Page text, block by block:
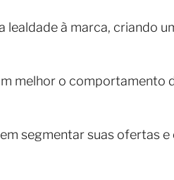
lealdade à marca, criando
melhor o comportamento
segmentar suas ofertas